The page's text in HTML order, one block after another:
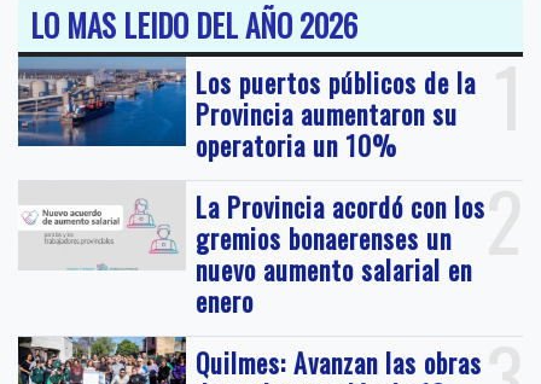
LO MAS LEIDO DEL AÑO 2026
1
Los puertos públicos de la
Provincia aumentaron su
operatoria un 10%
2
La Provincia acordó con los
gremios bonaerenses un
nuevo aumento salarial en
enero
Quilmes: Avanzan las obras